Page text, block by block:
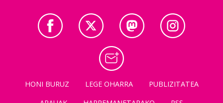
HONI BURUZ LEGE OHARRA
PUBLIZITATEA